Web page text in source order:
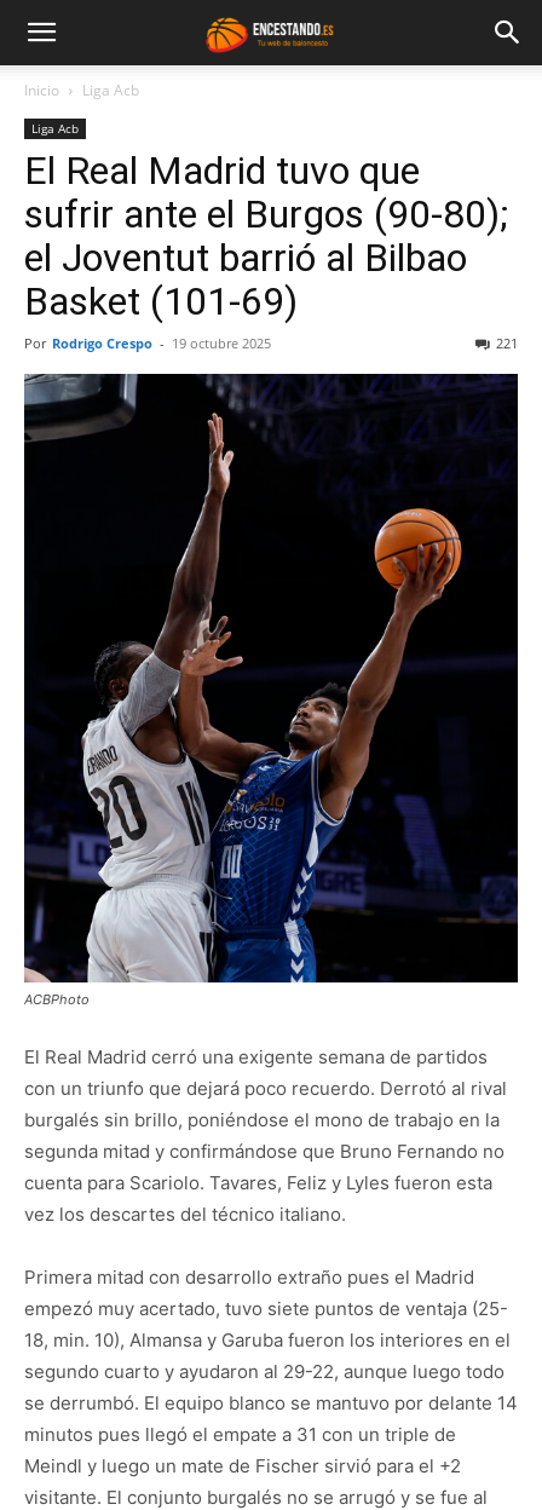
Inicio Liga Acb
Liga Acb
El Real Madrid tuvo que
sufrir ante el Burgos (90-80);
el Joventut barrió al Bilbao
Basket (101-69)
Por Rodrigo Crespo - 19 octubre 2025 221
ACBPhoto
El Real Madrid cerró una exigente semana de partidos
con un triunfo que dejará poco recuerdo. Derrotó al rival
burgalés sin brillo, poniéndose el mono de trabajo en la
segunda mitad y confirmándose que Bruno Fernando no
cuenta para Scariolo. Tavares, Feliz y Lyles fueron esta
vez los descartes del técnico italiano.
Primera mitad con desarrollo extraño pues el Madrid
empezó muy acertado, tuvo siete puntos de ventaja (25-
18, min. 10), Almansa y Garuba fueron los interiores en el
segundo cuarto y ayudaron al 29-22, aunque luego todo
se derrumbó. El equipo blanco se mantuvo por delante 14
minutos pues llegó el empate a 31 con un triple de
Meindl y luego un mate de Fischer sirvió para el +2
visitante. El conjunto burgalés no se arrugó y se fue al